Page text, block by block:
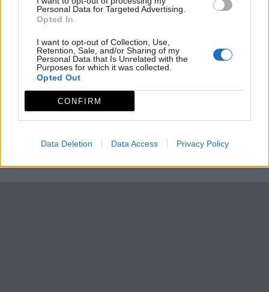
Personal Data for Targeted Advertising.
Opted In
I want to opt-out of Collection, Use,
Retention, Sale, and/or Sharing of my
Personal Data that Is Unrelated with the
Purposes for which it was collected.
Opted Out
CONFIRM
Data Deletion Data Access Privacy Policy